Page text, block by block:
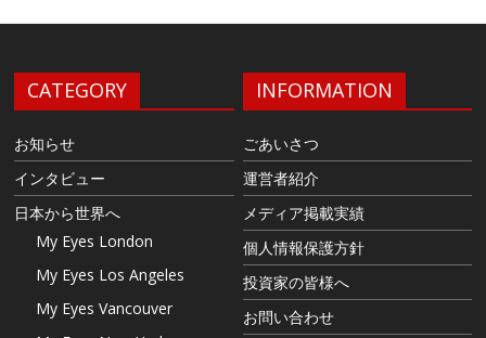
CATEGORY
お知らせ
インタビュー
日本から世界へ
My Eyes London
My Eyes Los Angeles
My Eyes Vancouver
INFORMATION
ごあいさつ
運営者紹介
メディア掲載実績
個人情報保護方針
投資家の皆様へ
お問い合わせ